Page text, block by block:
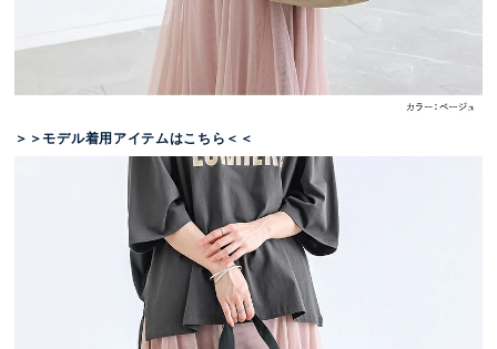
＞＞モデル着用アイテムはこちら＜＜